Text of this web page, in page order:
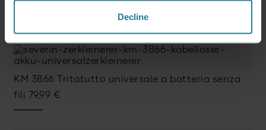
Decline
KM 3866 Tritatutto universale a batteria senza
fili 79,99 €